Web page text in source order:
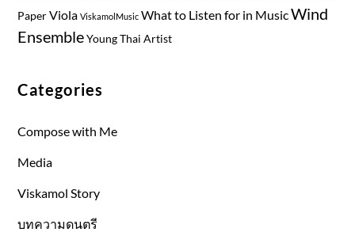
Paper Viola ViskamolMusic What to Listen for in MusicWind
Ensemble Young Thai Artist
Categories
Compose with Me
Media
Viskamol Story
บทความดนตรี